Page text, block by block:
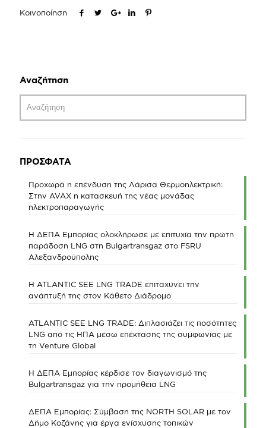
Κοινοποίηση
Αναζήτηση
ΠΡΟΣΦΑΤΑ
Προχωρά η επένδυση της Λάρισα Θερμοηλεκτρική:
Στην AVAX η κατασκευή της νέας μονάδας
ηλεκτροπαραγωγής
Η ΔΕΠΑ Εμπορίας ολοκλήρωσε με επιτυχία την πρώτη
παράδοση LNG στη Bulgartransgaz στο FSRU
Αλεξανδρούπολης
Η ATLANTIC SEE LNG TRADE επιταχύνει την
ανάπτυξή της στον Κάθετο Διάδρομο
ATLANTIC SEE LNG TRADE: Διπλασιάζει τις ποσότητες
LNG από τις ΗΠΑ μέσω επέκτασης της συμφωνίας με
τη Venture Global
Η ΔΕΠΑ Εμπορίας κέρδισε τον διαγωνισμό της
Bulgartransgaz για την προμήθεια LNG
ΔΕΠΑ Εμπορίας: Σύμβαση της NORTH SOLAR με τον
Δήμο Κοζάνης για έργα ενίσχυσης τοπικών